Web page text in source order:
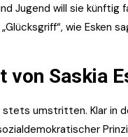
Jugend will sie
wie Esken
von Saskia
stets umstritten. Klar in